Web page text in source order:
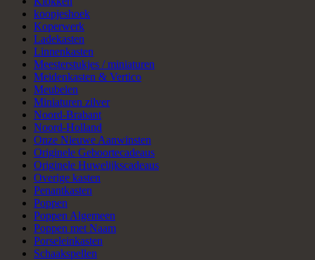
koopjeshoek
Koperwerk
Ladekasten
Linnenkasten
Meesterstukjes / miniaturen
Meidenkasten & Vertico
Meubelen
Miniaturen zilver
Noord-Brabant
Noord-Holland
Onze Nieuwe Aanwinsten
Originele Geboortecadeaus
Originele Huwelijkscadeaus
Overige kasten
Penantkasten
Poppen
Poppen Algemeen
Poppen met Naam
Porseleinkasten
Schaakspellen